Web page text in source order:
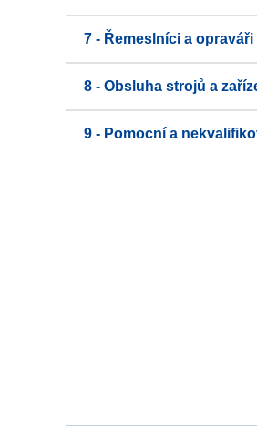
7 - Řemeslníci a opraváři
8 - Obsluha strojů a
9 - Pomocní a